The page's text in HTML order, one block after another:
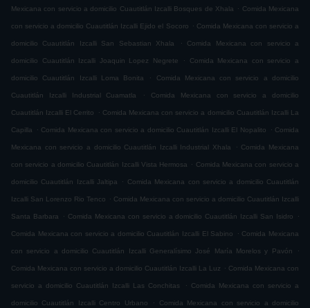
Mexicana con servicio a domicilio Cuautitlán Izcalli Bosques de Xhala . Comida Mexicana
con servicio a domicilio Cuautitlán Izcalli Ejido el Socoro . Comida Mexicana con servicio a
domicilio Cuautitlán Izcalli San Sebastian Xhala . Comida Mexicana con servicio a
domicilio Cuautitlán Izcalli Joaquin Lopez Negrete . Comida Mexicana con servicio a
domicilio Cuautitlán Izcalli Loma Bonita . Comida Mexicana con servicio a domicilio
Cuautitlán Izcalli Industrial Cuamatla . Comida Mexicana con servicio a domicilio
Cuautitlán Izcalli El Cerrito . Comida Mexicana con servicio a domicilio Cuautitlán Izcalli La
Capilla . Comida Mexicana con servicio a domicilio Cuautitlán Izcalli El Nopalito . Comida
Mexicana con servicio a domicilio Cuautitlán Izcalli Industrial Xhala . Comida Mexicana
con servicio a domicilio Cuautitlán Izcalli Vista Hermosa . Comida Mexicana con servicio a
domicilio Cuautitlán Izcalli Jaltipa . Comida Mexicana con servicio a domicilio Cuautitlán
Izcalli San Lorenzo Rio Tenco . Comida Mexicana con servicio a domicilio Cuautitlán Izcalli
Santa Barbara . Comida Mexicana con servicio a domicilio Cuautitlán Izcalli San Isidro .
Comida Mexicana con servicio a domicilio Cuautitlán Izcalli El Sabino . Comida Mexicana
con servicio a domicilio Cuautitlán Izcalli Generalísimo José María Morelos y Pavón .
Comida Mexicana con servicio a domicilio Cuautitlán Izcalli La Luz . Comida Mexicana con
servicio a domicilio Cuautitlán Izcalli Las Conchitas . Comida Mexicana con servicio a
domicilio Cuautitlán Izcalli Centro Urbano . Comida Mexicana con servicio a domicilio